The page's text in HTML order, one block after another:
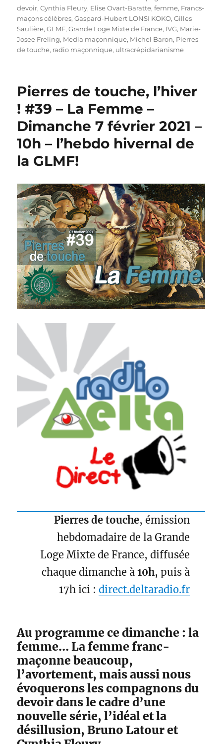
devoir,Cynthia Fleury, Elise Ovart-Baratte,femme, Francs-
maçons célèbres,Gaspard-Hubert LONSI KOKO,Gilles
Saulière,GLMF,Grande Loge Mixte de France, IVG, Marie-
Josee Freling, Media maçonnique, Michel Baron, Pierres
de touche, radio maçonnique, ultracrépidarianisme
Pierres de touche, l’hiver
! #39 – La Femme –
Dimanche 7 février 2021 –
10h – l’hebdo hivernal de
la GLMF!
Pierres de touche, émission
hebdomadaire de la Grande
Loge Mixte de France, diffusée
chaque dimanche à10h, puis à
17h ici :direct.deltaradio.fr
Au programme ce dimanche : la
femme… La femme franc-
maçonne beaucoup,
l’avortement, mais aussi nous
évoquerons les compagnons du
devoir dans le cadre d’une
nouvelle série, l’idéal et la
désillusion, Bruno Latour et